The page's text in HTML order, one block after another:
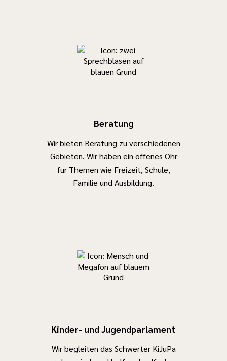
Beratung
Wir bieten Beratung zu verschiedenen
Gebieten. Wir haben ein offenes Ohr
für Themen wie Freizeit, Schule,
Familie und Ausbildung.
Kinder- und Jugendparlament
Wir begleiten das Schwerter KiJuPa